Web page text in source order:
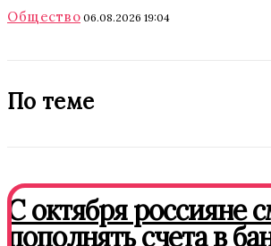
Общество 06.08.2026 19:04
По теме
С октября россияне
пополнять счета в